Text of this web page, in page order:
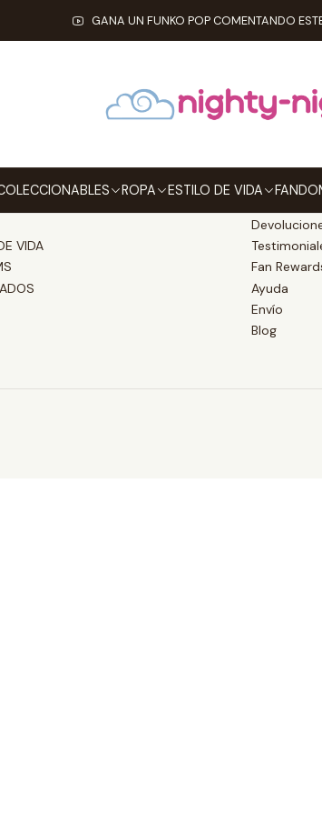
ROPA ESTILO DE VIDA
GANA UN FUNKO POP COMENTANDO
Inicio Terms and
Terms and
VIDA
Fan
Ayuda
Envío
Blog